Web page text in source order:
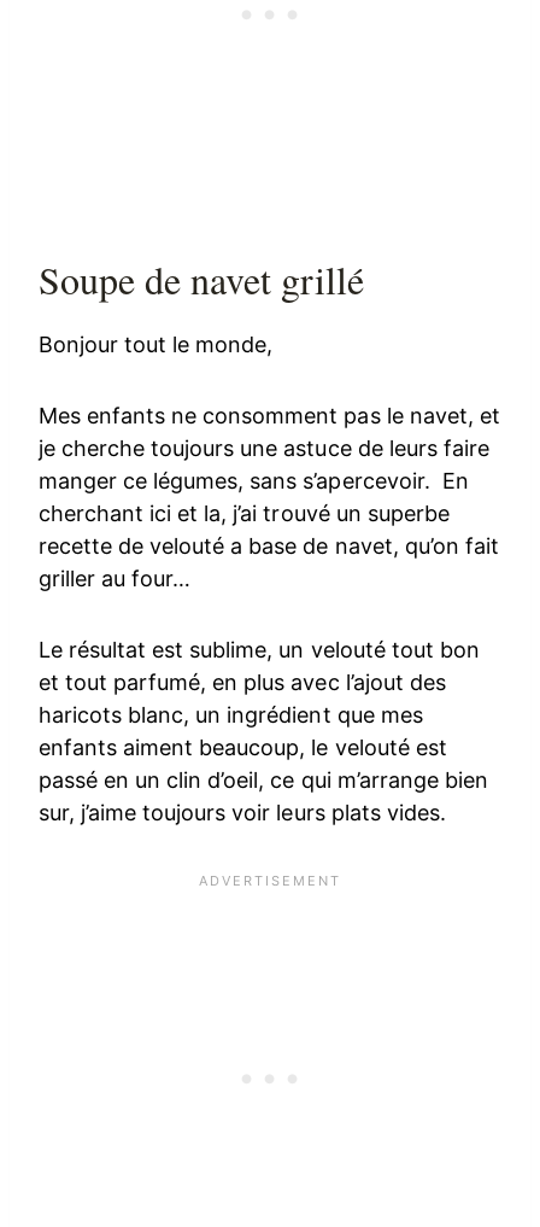
Soupe de navet grillé
Bonjour tout le monde,
Mes enfants ne consomment pas le navet, et
je cherche toujours une astuce de leurs faire
manger ce légumes, sans s’apercevoir. En
cherchant ici et la, j’ai trouvé un superbe
recette de velouté a base de navet, qu’on fait
griller au four…
Le résultat est sublime, un velouté tout bon
et tout parfumé, en plus avec l’ajout des
haricots blanc, un ingrédient que mes
enfants aiment beaucoup, le velouté est
passé en un clin d’oeil, ce qui m’arrange bien
sur, j’aime toujours voir leurs plats vides.